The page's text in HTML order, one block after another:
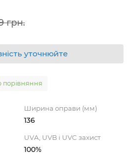
грн.
уточнюйте
порівняння
Ширина оправи (мм)
136
UVA, UVB і UVC захист
100%